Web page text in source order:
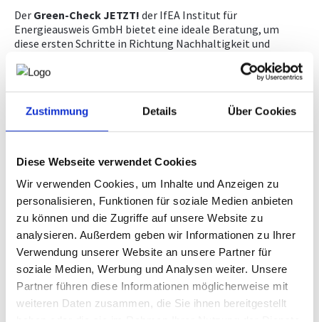
Zustimmung Details Über Cookies
Diese Webseite verwendet Cookies
Wir verwenden Cookies, um Inhalte und Anzeigen zu
personalisieren, Funktionen für soziale Medien anbieten
zu können und die Zugriffe auf unsere Website zu
analysieren. Außerdem geben wir Informationen zu Ihrer
Verwendung unserer Website an unsere Partner für
soziale Medien, Werbung und Analysen weiter. Unsere
Partner führen diese Informationen möglicherweise mit
weiteren Daten zusammen, die Sie ihnen bereitgestellt
Der Green-Check JETZT! der IfEA Institut für
Energieausweis GmbH bietet eine ideale Beratung, um
diese ersten Schritte in Richtung Nachhaltigkeit und
zu gestalten.
Die Energie-Erstberatung Green-Check JETZT! der IfEA
mittlere Unternehmen mit Sitz in Oberösterreich. Mit dem
Förderprogramm ÖKO-PLUS der WKOÖ wird aktuell diese
DerGreen-Check JETZT!zielt darauf ab, den
energetischen Ist-Zustand (Energieverbrauch,
Energiekosten, CO2-Emissionen und Energieverbrauchs-
Entwicklung) zu erheben und erste Einsparpotentiale
innerhalb einer Vorort-Beratung und Vorort-Begehung zu
identifizieren. Abschließend erhält das Unternehmen einen
schriftlichen Status-Quo-Bericht. Innerhalb eines Online-
Abschlussgesprächs werden die wichtigsten Erkenntnisse
sowie die aufgespürten Potentiale besprochen und ein
Ausblick für weitere Schritte in Richtung nachhaltiger
Energiezukunft gegeben.